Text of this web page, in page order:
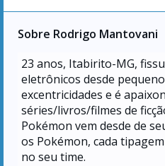
Sobre Rodrigo Mantovani
23 anos, Itabirito-MG,
eletrônicos desde
excentricidades e é
séries/livros/filmes de
Pokémon vem desde de
os Pokémon, cada
no seu time.